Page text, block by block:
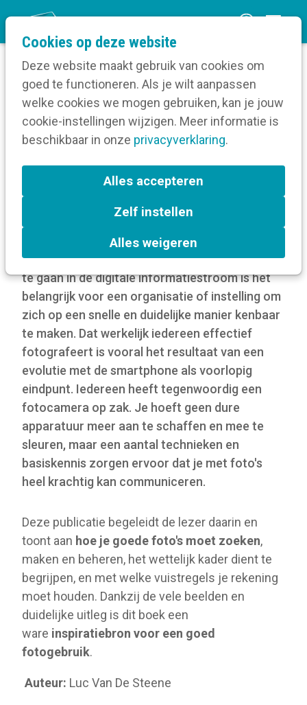
Cookies op deze website
Deze website maakt gebruik van cookies om
goed te functioneren. Als je wilt aanpassen
welke cookies we mogen gebruiken, kan je jouw
cookie-instellingen wijzigen. Meer informatie is
beschikbaar in onze privacyverklaring.
Alles accepteren
Zelf instellen
Alles weigeren
n
m
Home
Over Kortom
De Kortom-boeken
Werken met foto's - Luc Van De Steene (2020)
Werken met foto's - Luc
Van De Steene (2020)
In een tijd waarin het publiek kopje-onder dreigt
te gaan in de digitale informatiestroom is het
belangrijk voor een organisatie of instelling om
zich op een snelle en duidelijke manier kenbaar
te maken. Dat werkelijk iedereen effectief
fotografeert is vooral het resultaat van een
evolutie met de smartphone als voorlopig
eindpunt. Iedereen heeft tegenwoordig een
fotocamera op zak. Je hoeft geen dure
apparatuur meer aan te schaffen en mee te
sleuren, maar een aantal technieken en
basiskennis zorgen ervoor dat je met foto's
heel krachtig kan communiceren.
Deze publicatie begeleidt de lezer daarin en
toont aan hoe je goede foto's moet zoeken,
maken en beheren, het wettelijk kader dient te
begrijpen, en met welke vuistregels je rekening
moet houden. Dankzij de vele beelden en
duidelijke uitleg is dit boek een
ware inspiratiebron voor een goed
fotogebruik.
Auteur: Luc Van De Steene